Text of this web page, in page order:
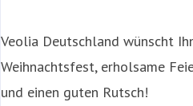
Veolia Deutschland wünscht
Weihnachtsfest, erholsame
und einen guten Rutsch!